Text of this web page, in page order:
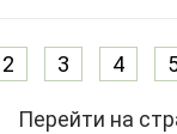
2 3 4
Перейти на